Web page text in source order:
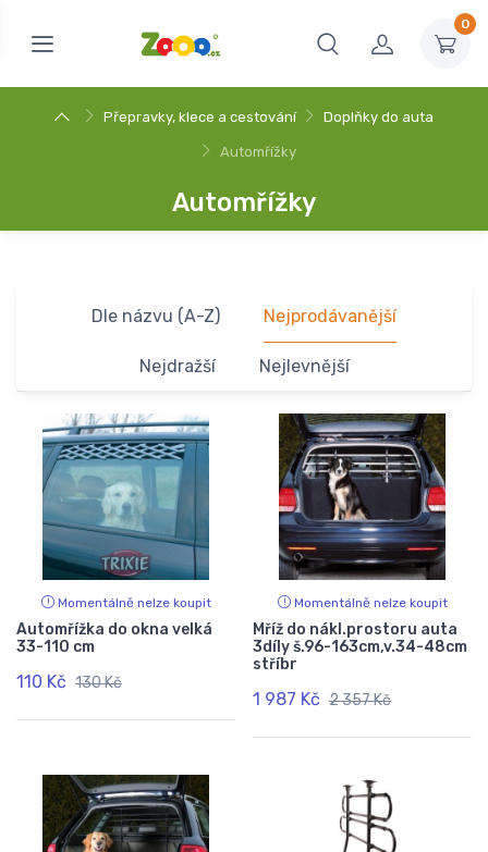
0
Přepravky, klece a cestování Doplňky do auta
Automřížky
Automřížky
Dle názvu (A-Z) Nejprodávanější
Nejdražší Nejlevnější
Momentálně nelze koupit
Automřížka do okna velká
33-110 cm
110 Kč 130 Kč
Momentálně nelze koupit
Mříž do nákl.prostoru auta
3díly š.96-163cm,v.34-48cm
stříbr
1 987 Kč 2 357 Kč